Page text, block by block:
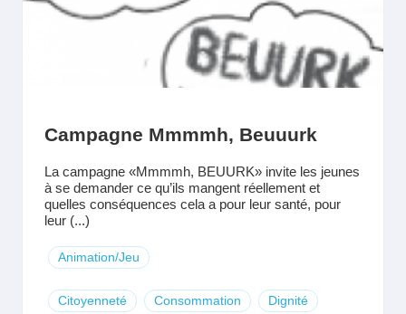
Campagne Mmmmh, Beuuurk
La campagne «Mmmmh, BEUURK» invite les jeunes
à se demander ce qu’ils mangent réellement et
quelles conséquences cela a pour leur santé, pour
leur (...)
Animation/Jeu
Citoyenneté Consommation Dignité